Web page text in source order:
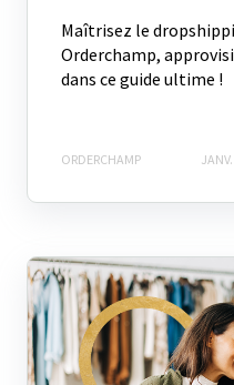
Maîtrisez le
Orderchamp,
dans ce guide ultime !
ORDERCHAMP